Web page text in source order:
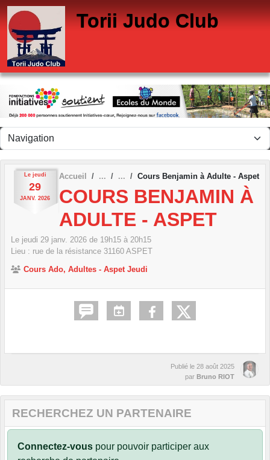
Torii Judo Club
Le jeudi
29
JANV. 2026
Accueil Cours Benjamin à Adulte - Aspet
COURS BENJAMIN À
ADULTE - ASPET
Le jeudi 29 janv. 2026 de 19h15 à 20h15
Lieu : rue de la résistance 31160 ASPET
Cours Ado, Adultes - Aspet Jeudi
Publié le 28 août 2025
par Bruno RIOT
RECHERCHEZ UN PARTENAIRE
Connectez-vous pour pouvoir participer aux
Panneau de gestion des cookies